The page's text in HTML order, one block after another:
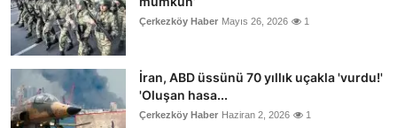
Çerkezköy Haber Mayıs 26, 2026 1
İran, ABD üssünü 70 yıllık uçakla 'vurdu!'
'Oluşan hasa...
Çerkezköy Haber Haziran 2, 2026 1